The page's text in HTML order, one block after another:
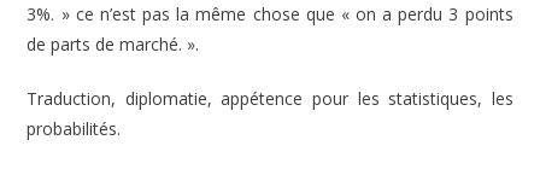
3%. » ce n’est pas la même chose que « on a perdu 3 points
de parts de marché. ».
Traduction, diplomatie, appétence pour les statistiques, les
probabilités.